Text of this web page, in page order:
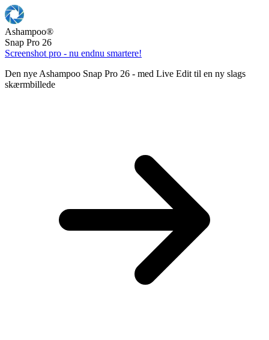
Ashampoo®
Snap Pro 26
Screenshot pro - nu endnu smartere!
Den nye Ashampoo Snap Pro 26 - med Live Edit til en ny slags
skærmbillede